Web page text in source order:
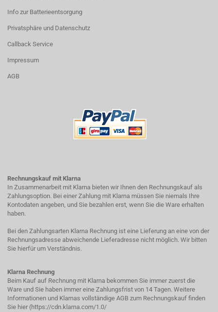
Info zur Batterieentsorgung
Privatsphäre und Datenschutz
Callback Service
Impressum
AGB
Rechnungskauf mit Klarna
In Zusammenarbeit mit Klarna bieten wir Ihnen den Rechnungskauf als
Zahlungsoption. Bei einer Zahlung mit Klarna müssen Sie niemals Ihre
Kontodaten angeben, und Sie bezahlen erst, wenn Sie die Ware erhalten
haben.
Bei den Zahlungsarten Klarna Rechnung ist eine Lieferung an eine von der
Rechnungsadresse abweichende Lieferadresse nicht möglich. Wir bitten
Sie hierfür um Verständnis.
Klarna Rechnung
Beim Kauf auf Rechnung mit Klarna bekommen Sie immer zuerst die
Ware und Sie haben immer eine Zahlungsfrist von 14 Tagen. Weitere
Informationen und Klarnas vollständige AGB zum Rechnungskauf finden
Sie hier (https://cdn.klarna.com/1.0/